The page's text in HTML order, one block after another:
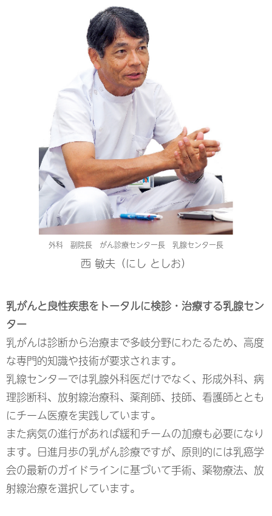
外科 副院長 がん診療センター長 乳腺センター長
西 敏夫（にし としお）
乳がんと良性疾患をトータルに検診・治療する乳腺セン
ター
乳がんは診断から治療まで多岐分野にわたるため、高度
な専門的知識や技術が要求されます。
乳線センターでは乳腺外科医だけでなく、形成外科、病
理診断科、放射線治療科、薬剤師、技師、看護師ととも
にチーム医療を実践しています。
また病気の進行があれば緩和チームの加療も必要になり
ます。日進月歩の乳がん診療ですが、原則的には乳癌学
会の最新のガイドラインに基づいて手術、薬物療法、放
射線治療を選択しています。